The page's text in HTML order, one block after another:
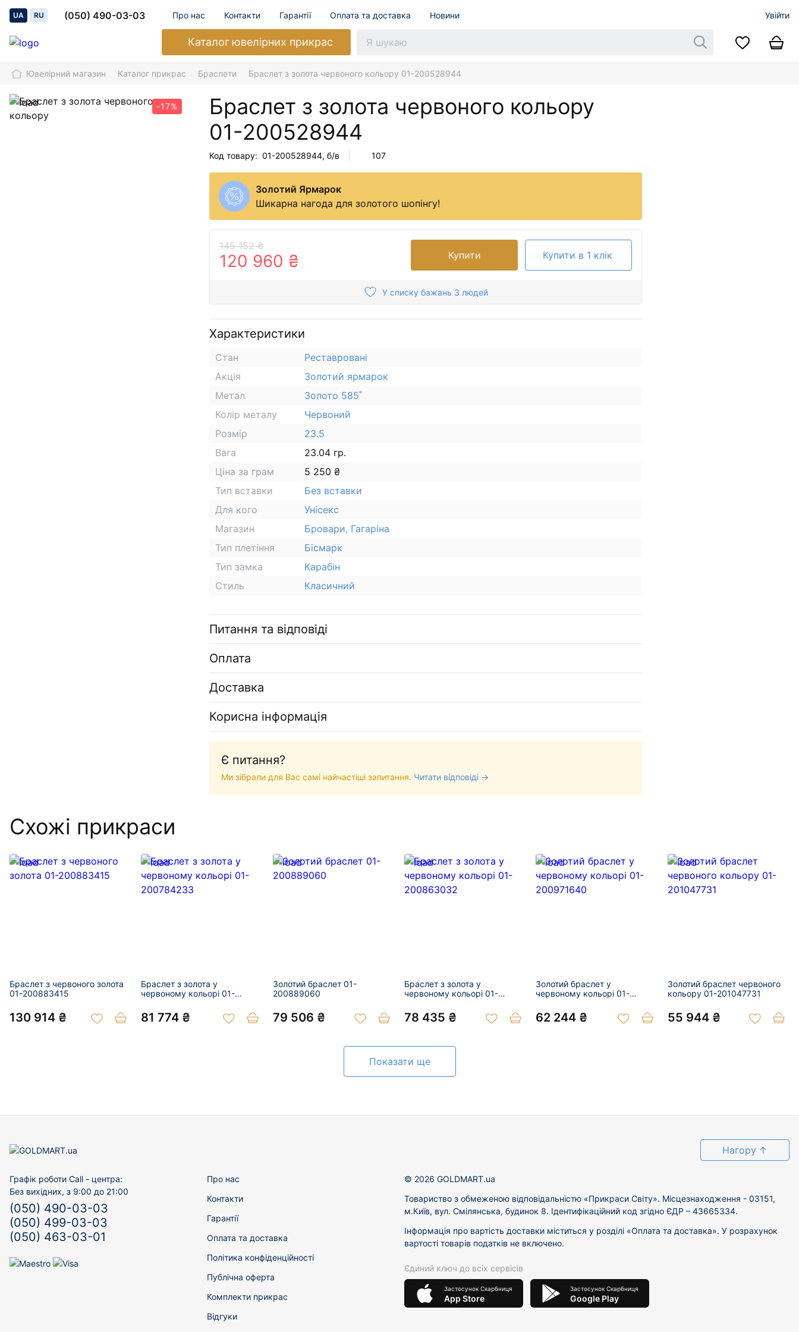
UA RU (050) 490-03-03 Про нас Контакти Гарантії Оплата та доставка Новини Увійти
Каталогювелірних прикрас
Ювелірний магазин Каталог прикрас Браслети Браслет з золота червоного кольору 01-200528944
-17%
Браслет з золота червоного кольору
01-200528944
Код товару: 01-200528944, б/в 107
Золотий Ярмарок
Шикарна нагода для золотого шопінгу!
145 152 ₴
120 960 ₴ Купити Купити в 1 клік
У списку бажань 3 людей
Характеристики
Стан
Реставровані
Акція
Золотий ярмарок
Метал
Золото 585˚
Колір металу
Червоний
Розмір
23.5
Вага
23.04 гр.
Ціна за грам
5 250 ₴
Тип вставки
Без вставки
Для кого
Унісекс
Магазин
Бровари, Гагаріна
Тип плетіння
Бісмарк
Тип замка
Карабін
Стиль
Класичний
Питання та відповіді
Оплата
Доставка
Корисна інформація
Є питання?
Ми зібрали для Вас самі найчастіші запитання. Читати відповіді →
Схожі прикраси
Браслет з червоного золота
01-200883415
130 914 ₴
Браслет з золота у
червоному кольорі 01-
81 774 ₴
Золотий браслет 01-
200889060
79 506 ₴
Браслет з золота у
червоному кольорі 01-
78 435 ₴
Золотий браслет у
червоному кольорі 01-
62 244 ₴
Золотий браслет червоного
кольору 01-201047731
55 944 ₴
Показати ще
Нагору ↑
Графік роботи Call - центра:
Без вихідних, з 9:00 до 21:00
(050) 490-03-03
(050) 499-03-03
(050) 463-03-01
Про нас
Контакти
Гарантії
Оплата та доставка
Політика конфіденційності
Публічна оферта
Комплекти прикрас
Відгуки
© 2026 GOLDMART.ua
Товариство з обмеженою відповідальністю «Прикраси Світу». Місцезнаходження - 03151,
м.Київ, вул. Смілянська, будинок 8. Ідентифікаційний код згідно ЄДР – 43665334.
Інформація про вартість доставки міститься у розділі «Оплата та доставка». У розрахунок
вартості товарів податків не включено.
Єдиний ключ до всіх сервісів
Застосунок Скарбниця
App Store
Застосунок Скарбниця
Google Play